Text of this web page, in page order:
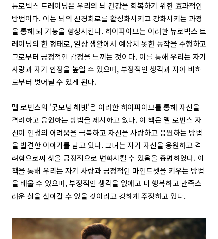
뉴로빅스 트레이닝은 우리의 뇌 건강을 회복하기 위한 효과적인
방법이다. 이는 뇌의 신경회로를 활성화시키고 강화시키는 과정
을 통해 뇌 기능을 향상시킨다. 하이파이브는 이러한 뉴로빅스 트
레이닝의 한 형태로, 일상 생활에서 예상치 못한 동작을 수행하고
그로부터 긍정적인 감정을 느끼는 것이다. 이를 통해 우리는 자기
사랑과 자기 인정을 높일 수 있으며, 부정적인 생각과 자아 비하
로부터 벗어날 수 있게 된다.
멜 로빈스의 '굿모닝 해빗'은 이러한 하이파이브를 통해 자신을
격려하고 응원하는 방법을 제시하고 있다. 이 책은 멜 로빈스 자
신이 인생의 어려움을 극복하고 자신을 사랑하고 응원하는 방법
을 발견한 이야기를 담고 있다. 그녀는 자기 자신을 응원하고 격
려함으로써 삶을 긍정적으로 변화시킬 수 있음을 증명하였다. 이
책을 통해 우리는 자기 사랑과 긍정적인 마인드셋을 키우는 방법
을 배울 수 있으며, 부정적인 생각을 없애고 더 행복하고 만족스
러운 삶을 살아갈 수 있을 것이라고 강하게 주장하고 있다.